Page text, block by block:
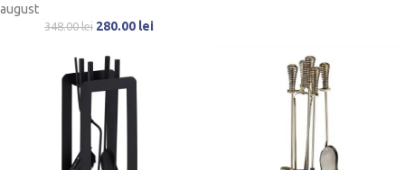
august
348.00lei 280.00 lei